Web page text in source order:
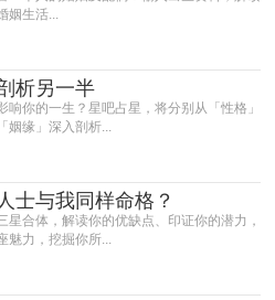
生活...
析另一半
响你的一生？星吧占星，将分别从「性格」
姻缘」深入剖析...
士与我同样命格？
星合体，解读你的优缺点、印证你的潜力，
魅力，挖掘你所...